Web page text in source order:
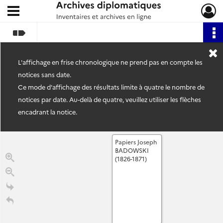
Archives diplomatiques
Ouvrir le menu déroulant
L'affichage en frise chronologique ne prend pas en compte les
notices sans date.
Ce mode d'affichage des résultats limite à quatre le nombre de
notices par date. Au-delà de quatre, veuillez utiliser les flèches
encadrant la notice.
Papiers Joseph
BADOWSKI
(1826-1871)